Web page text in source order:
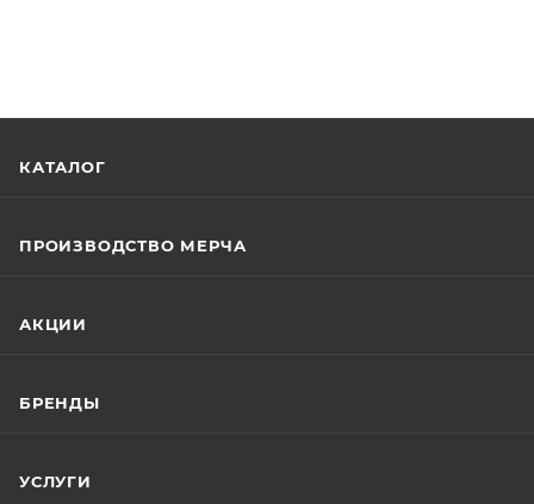
КАТАЛОГ
ПРОИЗВОДСТВО МЕРЧА
АКЦИИ
БРЕНДЫ
УСЛУГИ